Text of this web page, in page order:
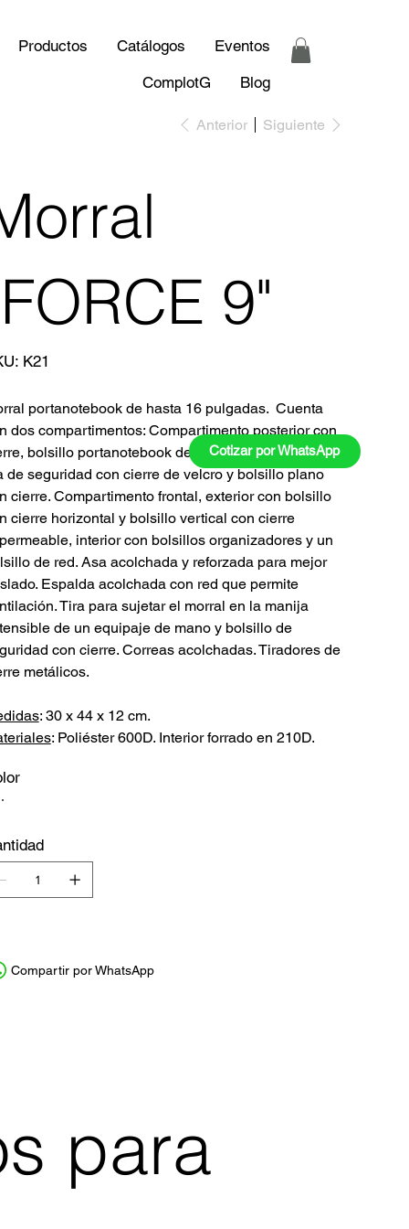
Productos Catálogos
Eventos
ComplotG
Blog
Anterior Siguiente
9"
SKU
K21
K21
portanotebook de hasta 16 pulgadas. Cuenta
dos compartimentos: Compartimento posterior con
bolsillo portanotebook de hasta 16 pulgadas con
de seguridad con cierre de velcro y bolsillo plano
cierre. Compartimento frontal, exterior con bolsillo
cierre horizontal y bolsillo vertical con cierre
interior con bolsillos organizadores y un
de red. Asa acolchada y reforzada para mejor
Espalda acolchada con red que permite
Tira para sujetar el morral en la manija
de un equipaje de mano y bolsillo de
con cierre. Correas acolchadas. Tiradores de
metálicos.
: 30 x 44 x 12 cm.
: Poliéster 600D. Interior forrado en 210D.
Compartir por WhatsApp
para
Cotizar por WhatsApp